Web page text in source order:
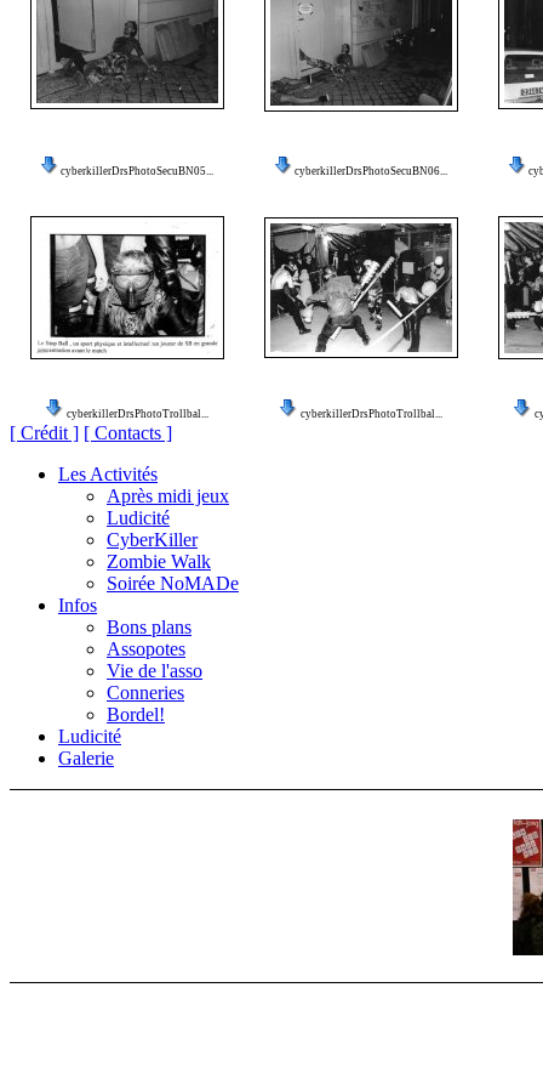
cyberkillerDrsPhotoSecuBN05... cyberkillerDrsPhotoSecuBN06...
cyberkillerDrsPhotoTrollbal... cyberkillerDrsPhotoTrollbal...
[ Crédit ] [ Contacts ]
Les Activités
Après midi jeux
Ludicité
CyberKiller
Zombie Walk
Soirée NoMADe
Infos
Bons plans
Assopotes
Vie de l'asso
Conneries
Bordel!
Ludicité
Galerie